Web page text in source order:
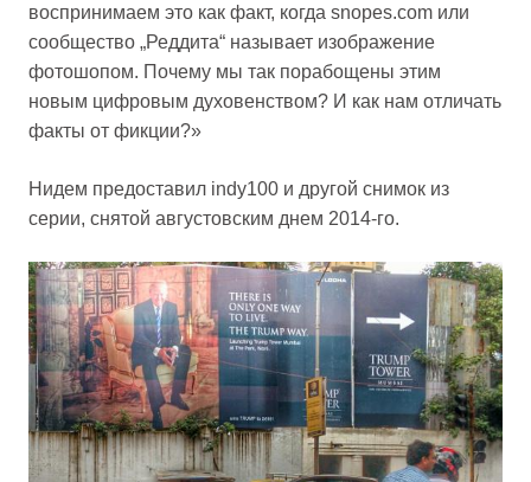
воспринимаем это как факт, когда snopes.com или
сообщество „Реддита“ называет изображение
фотошопом. Почему мы так порабощены этим
новым цифровым духовенством? И как нам отличать
факты от фикции?»
Нидем предоставил indy100 и другой снимок из
серии, снятой августовским днем 2014-го.